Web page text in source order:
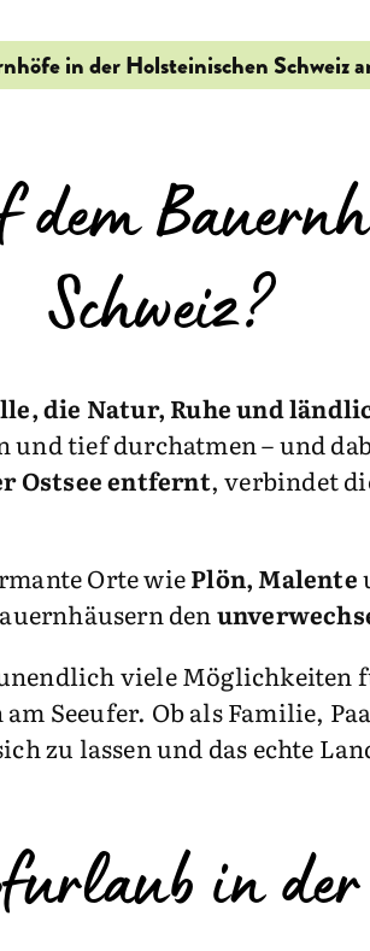
in der Holsteinischen Schweiz
Schweiz?
die Natur, Ruhe und
tief durchatmen – und
Ostsee entfernt, verbindet
Orte wiePlön, Malente
den
viele Möglichkeiten
Seeufer. Ob als Familie,
zu lassen und das echte
in der